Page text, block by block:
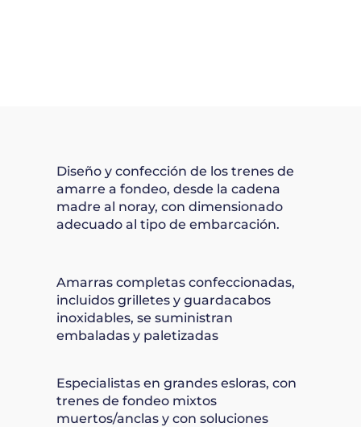
Diseño y confección de los trenes de
amarre a fondeo, desde la cadena
madre al noray, con dimensionado
adecuado al tipo de embarcación.
Amarras completas confeccionadas,
incluidos grilletes y guardacabos
inoxidables, se suministran
embaladas y paletizadas
Especialistas en grandes esloras, con
trenes de fondeo mixtos
muertos/anclas y con soluciones